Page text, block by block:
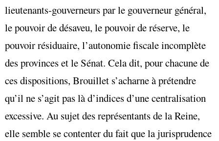
lieutenants-gouverneurs par le gouverneur général,
le pouvoir de désaveu, le pouvoir de réserve, le
pouvoir résiduaire, l’autonomie fiscale incomplète
des provinces et le Sénat. Cela dit, pour chacune de
ces dispositions, Brouillet s’acharne à prétendre
qu’il ne s’agit pas là d’indices d’une centralisation
excessive. Au sujet des représentants de la Reine,
elle semble se contenter du fait que la jurisprudence